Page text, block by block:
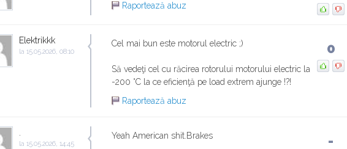
Raportează abuz
Elektrikkk
la 15.05.2026, 08:10
Cel mai bun este motorul electric ;)
Să vedeţi cel cu răcirea rotorului motorului electric la
-200 °C la ce eficienţă pe load extrem ajunge !?!
Raportează abuz
0
la 15.05.2026, 14:45
Yeah American shit.Brakes
-